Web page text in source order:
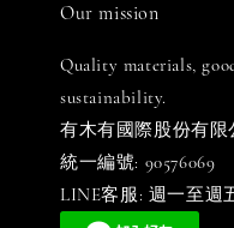
Our mission
Quality materials,
sustainability.
有木有國際股份有限
統一編號: 90576069
LINE客服: 週一至週